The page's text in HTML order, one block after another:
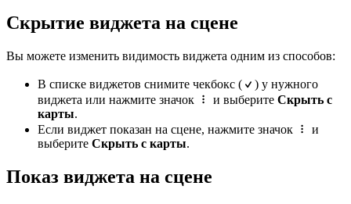
Скрытие виджета на сцене
Вы можете изменить видимость виджета одним из способов:
В списке виджетов снимите чекбокс (
) у нужного
виджета или нажмите значок
и выберите Скрыть с
карты.
Если виджет показан на сцене, нажмите значок
и
выберите Скрыть с карты.
Показ виджета на сцене